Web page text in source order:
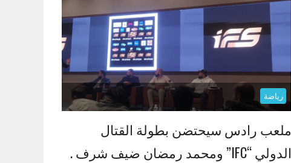
رياضة
ملعب رادس سيحتضن بطولة القتال
الدولي “IFC” ومحمد رمضان ضيف شرف .